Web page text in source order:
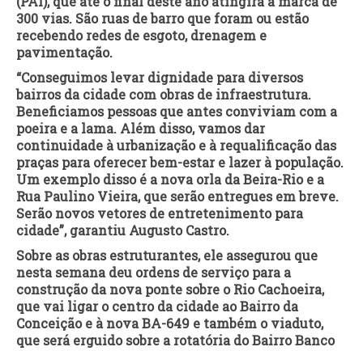
300 vias. São ruas de barro que foram ou estão
recebendo redes de esgoto, drenagem e
pavimentação.
“Conseguimos levar dignidade para diversos
bairros da cidade com obras de infraestrutura.
Beneficiamos pessoas que antes conviviam com a
poeira e a lama. Além disso, vamos dar
continuidade à urbanização e à requalificação das
praças para oferecer bem-estar e lazer à população.
Um exemplo disso é a nova orla da Beira-Rio e a
Rua Paulino Vieira, que serão entregues em breve.
Serão novos vetores de entretenimento para
cidade”, garantiu Augusto Castro.
Sobre as obras estruturantes, ele assegurou que
nesta semana deu ordens de serviço para a
construção da nova ponte sobre o Rio Cachoeira,
que vai ligar o centro da cidade ao Bairro da
Conceição e à nova BA-649 e também o viaduto,
que será erguido sobre a rotatória do Bairro Banco